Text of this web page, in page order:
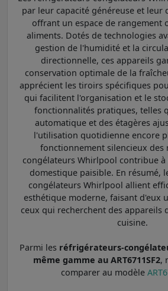
par leur capacité généreuse et leur
offrant un espace de rangement
aliments. Dotés de technologies
gestion de l'humidité et la
directionnelle, ces appareils
conservation optimale de la
apprécient les tiroirs spécifiques
qui facilitent l'organisation et le
fonctionnalités pratiques, telles
automatique et des étagères
l'utilisation quotidienne encore
fonctionnement silencieux des
congélateurs Whirlpool contribue
domestique paisible. En résumé,
congélateurs Whirlpool allient
esthétique moderne, faisant d'eux
ceux qui recherchent des appareils
cuisine.
Parmi les réfrigérateurs-
même gamme au ART6711SF2,
comparer au modèle